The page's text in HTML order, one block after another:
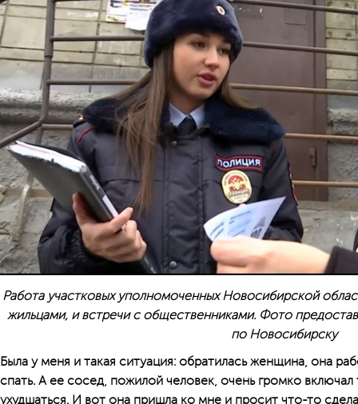
Работа участковых уполномоченных Новосибирской
жильцами, и встречи с общественниками. Фото
по Новосибирску
Была у меня и такая ситуация: обратилась женщина, она
спать. А ее сосед, пожилой человек, очень громко включал
ухудшаться. И вот она пришла ко мне и просит что-то